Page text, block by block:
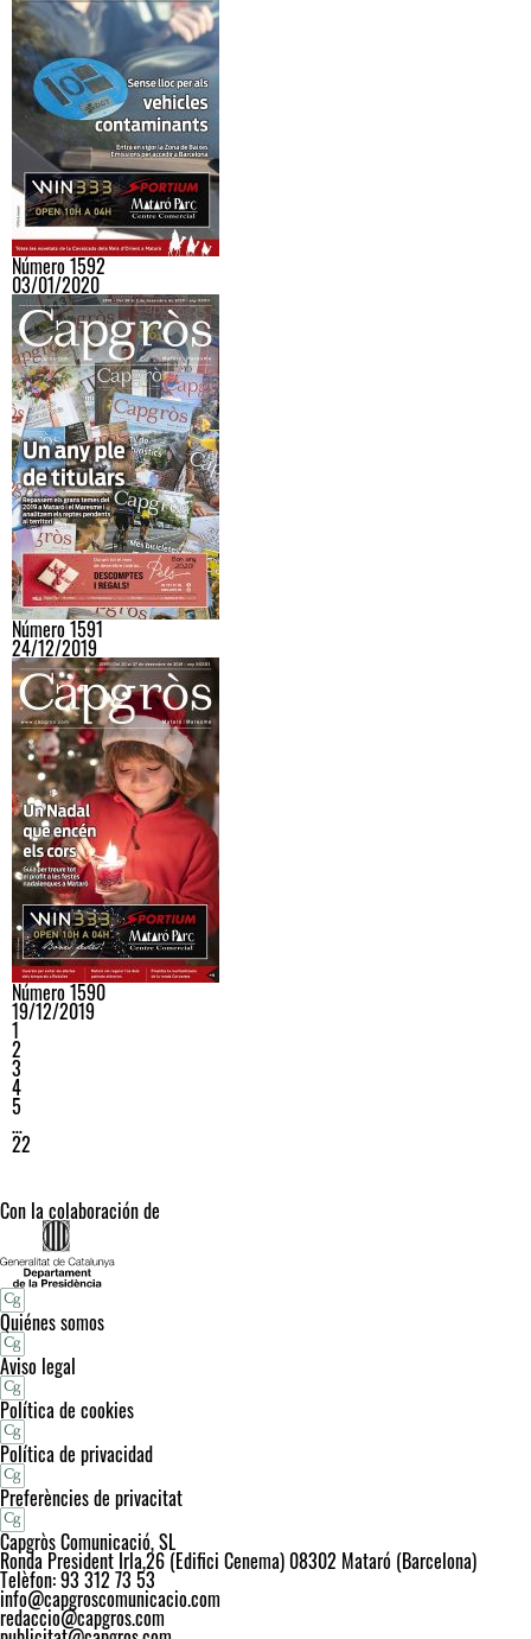
Número 1592
03/01/2020
Número 1591
24/12/2019
Número 1590
19/12/2019
1
2
3
4
5
…
22
Con la colaboración de
Quiénes somos
Aviso legal
Política de cookies
Política de privacidad
Preferències de privacitat
Capgròs Comunicació, SL
Ronda President Irla,26 (Edifici Cenema) 08302 Mataró (Barcelona)
Telèfon: 93 312 73 53
info@capgroscomunicacio.com
redaccio@capgros.com